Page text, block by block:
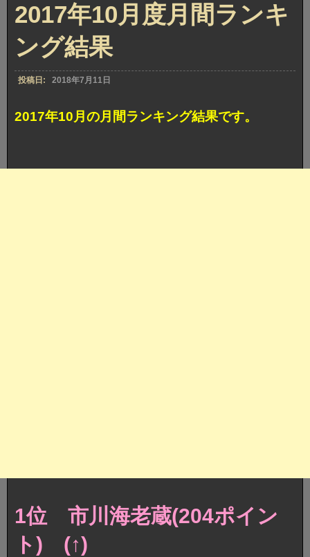
2017年10月度月間ランキ
ング結果
投稿日: 2018年7月11日
2017年10月の月間ランキング結果です。
1位 市川海老蔵(204ポイン
ト) (↑)